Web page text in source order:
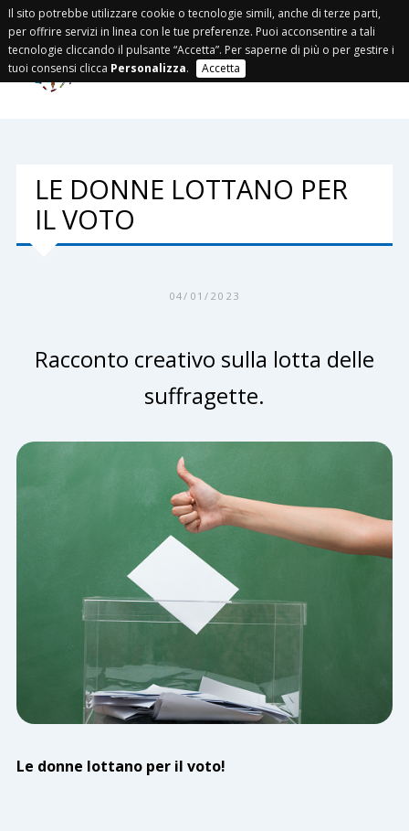
LE DONNE LOTTANO PER
IL VOTO
04/01/2023
Racconto creativo sulla lotta delle
suffragette.
Le donne lottano per il voto!
Il sito potrebbe utilizzare cookie o tecnologie simili, anche di terze parti,
per offrire servizi in linea con le tue preferenze. Puoi acconsentire a tali
tecnologie cliccando il pulsante “Accetta”. Per saperne di più o per gestire i
tuoi consensi clicca Personalizza. Accetta